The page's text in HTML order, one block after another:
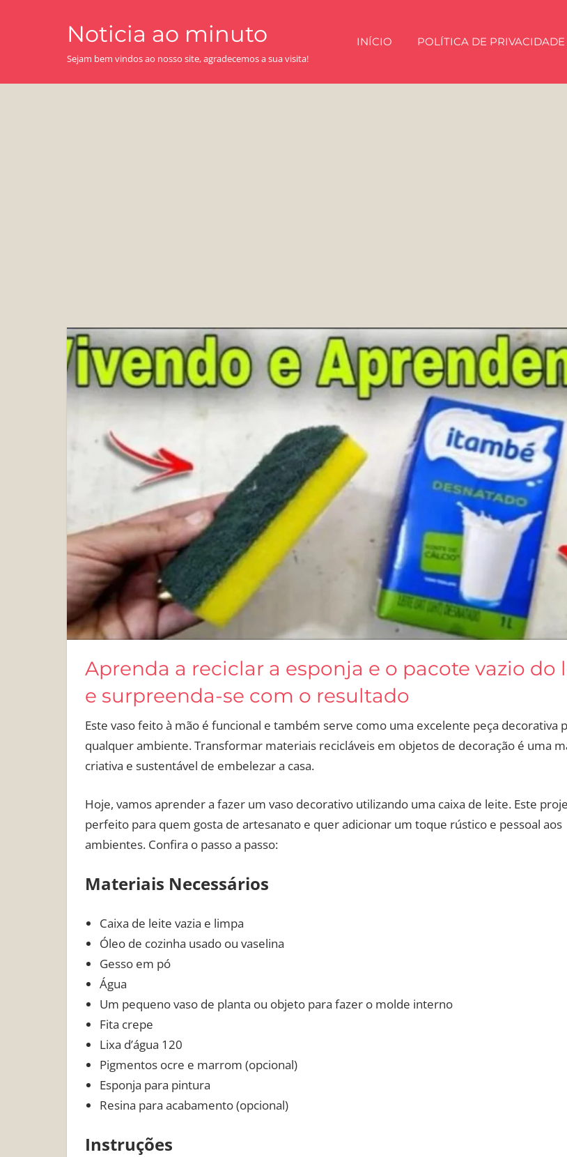
Noticia ao minuto
Sejam bem vindos ao nosso site, agradecemos a sua visita!
INÍCIO POLÍTICA DE PRIVACIDADE
Aprenda a reciclar a esponja e o pacote vazio do
e surpreenda-se com o resultado
Este vaso feito à mão é funcional e também serve como uma excelente peça decorativa
qualquer ambiente. Transformar materiais recicláveis em objetos de decoração é uma
criativa e sustentável de embelezar a casa.
Hoje, vamos aprender a fazer um vaso decorativo utilizando uma caixa de leite. Este
perfeito para quem gosta de artesanato e quer adicionar um toque rústico e pessoal aos
ambientes. Confira o passo a passo:
Materiais Necessários
Caixa de leite vazia e limpa
Óleo de cozinha usado ou vaselina
Gesso em pó
Água
Um pequeno vaso de planta ou objeto para fazer o molde interno
Fita crepe
Lixa d’água 120
Pigmentos ocre e marrom (opcional)
Esponja para pintura
Resina para acabamento (opcional)
Instruções